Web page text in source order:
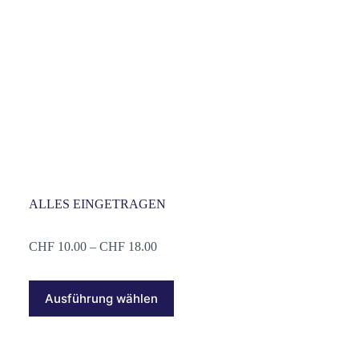
ALLES EINGETRAGEN
CHF 10.00 –CHF 18.00Preisspanne:
Ausführung wählen
Produkt
weist